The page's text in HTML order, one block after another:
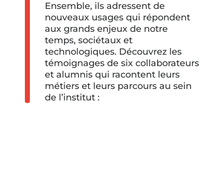
Ensemble, ils adressent de
nouveaux usages qui répondent
aux grands enjeux de notre
temps, sociétaux et
technologiques. Découvrez les
témoignages de six collaborateurs
et alumnis qui racontent leurs
métiers et leurs parcours au sein
de l’institut :